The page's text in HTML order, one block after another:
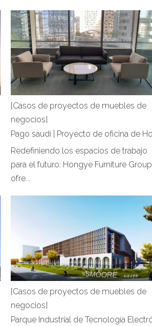
[Casos de proyectos de muebles de
negocios]
Redefiniendo los espacios de trabajo
para el futuro: Hongye Furniture Group
ofre...
[Casos de proyectos de muebles de
negocios]